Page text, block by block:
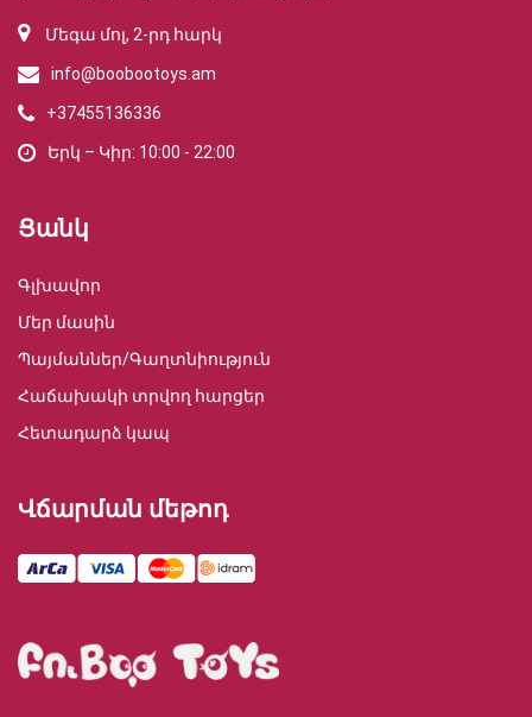
Մեգա մոլ, 2-րդ հարկ
info@boobootoys.am
+37455136336
Երկ – Կիր: 10:00 - 22:00
Ցանկ
Գլխավոր
Մեր մասին
Պայմաններ/Գաղտնիություն
Հաճախակի տրվող հարցեր
Հետադարձ կապ
Վճարման մեթոդ